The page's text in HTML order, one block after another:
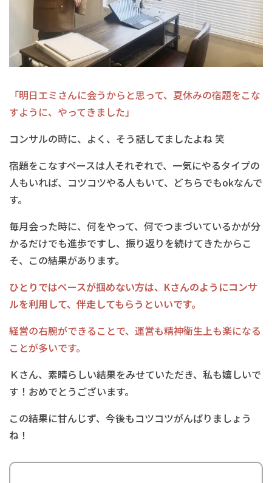
「明日エミさんに会うからと思って、 夏休みの宿題をこな
すように、やってきました」
コンサルの時に、よく、そう話してましたよね 笑
宿題をこなすペースは人それぞれで、一気にやるタイプの
人もいれば、コツコツやる人もいて、どちらでもokなんで
す。
毎月会った時に、何をやって、何でつまづいているかが分
かるだけでも進歩ですし、振り返りを続けてきたからこ
そ、この結果があります。
ひとりではペースが掴めない方は、Kさんのようにコンサ
ルを利用して、伴走してもらうといいです。
経営の右腕ができることで、運営も精神衛生上も楽になる
ことが多いです。
Ｋさん、素晴らしい結果をみせていただき、私も嬉しいで
す！おめでとうございます。
この結果に甘んじず、今後もコツコツがんばりましょう
ね！